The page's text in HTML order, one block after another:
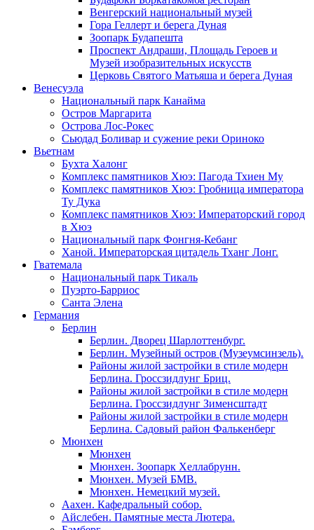
Венгерский национальный музей
Гора Геллерт и берега Дуная
Зоопарк Будапешта
Проспект Андраши, Площадь Героев и
Музей изобразительных искусств
Церковь Святого Матьяша и берега Дуная
Венесуэла
Национальный парк Канайма
Остров Маргарита
Острова Лос-Рокес
Сьюдад Боливар и сужение реки Ориноко
Вьетнам
Бухта Халонг
Комплекс памятников Хюэ: Пагода Тхиен Му
Комплекс памятников Хюэ: Гробница императора
Ту Дука
Комплекс памятников Хюэ: Императорский город
в Хюэ
Национальный парк Фонгня-Кебанг
Ханой. Императорская цитадель Тханг Лонг.
Гватемала
Национальный парк Тикаль
Пуэрто-Барриос
Санта Элена
Германия
Берлин
Берлин. Дворец Шарлоттенбург.
Берлин. Музейный остров (Музеумсинзель).
Районы жилой застройки в стиле модерн
Берлина. Гроссзидлунг Бриц.
Районы жилой застройки в стиле модерн
Берлина. Гроссзидлунг Зименсштадт
Районы жилой застройки в стиле модерн
Берлина. Садовый район Фалькенберг
Мюнхен
Мюнхен
Мюнхен. Зоопарк Хеллабрунн.
Мюнхен. Музей БМВ.
Мюнхен. Немецкий музей.
Аахен. Кафедральный собор.
Айслебен. Памятные места Лютера.